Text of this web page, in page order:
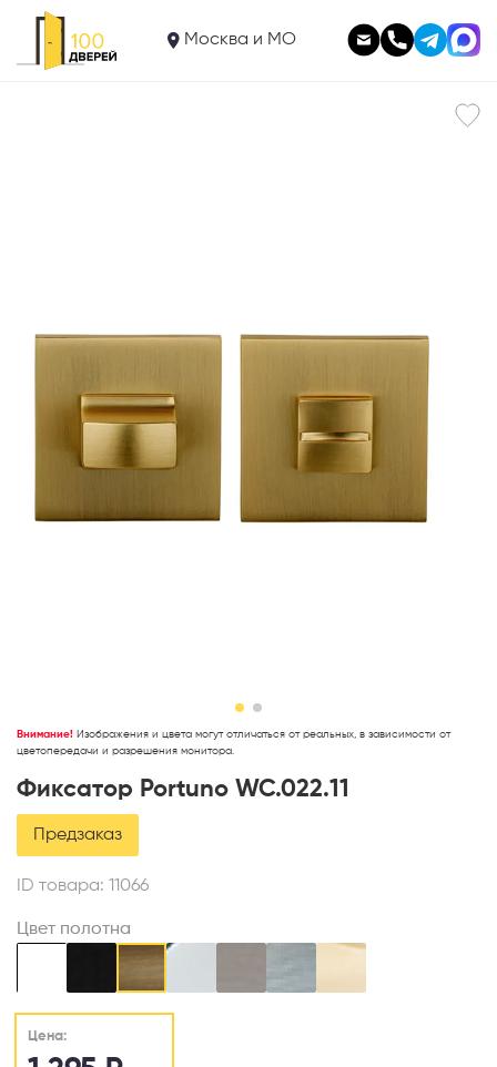
Москва и МО
Фиксатор Portuno WC.022.11 1 295
В корзину
Внимание! Изображения и цвета могут отличаться от реальных, в зависимости от
цветопередачи и разрешения монитора.
Фиксатор Portuno WC.022.11
Предзаказ
ID товара: 11066
Цвет полотна
Цена: